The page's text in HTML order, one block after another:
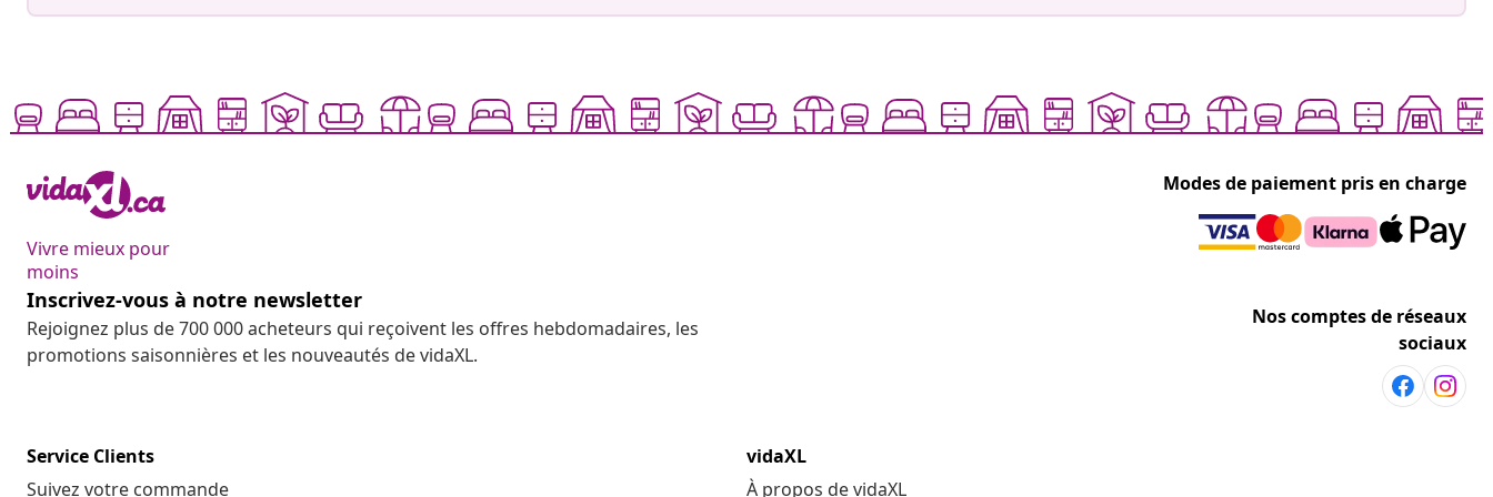
Vivre mieux pour
moins
Modes de paiement pris en charge
Inscrivez-vous à notre newsletter
Rejoignez plus de 700 000 acheteurs qui reçoivent les offres hebdomadaires, les
promotions saisonnières et les nouveautés de vidaXL.
Nos comptes de réseaux
sociaux
Service Clients
Suivez votre commande
vidaXL
À propos de vidaXL